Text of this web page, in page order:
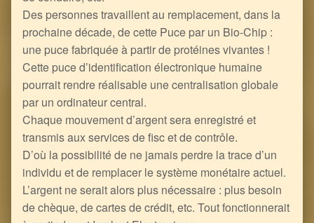
Des personnes travaillent au remplacement, dans la
prochaine décade, de cette Puce par un Bio-Chip :
une puce fabriquée à partir de protéines vivantes !
Cette puce d’identification électronique humaine
pourrait rendre réalisable une centralisation globale
par un ordinateur central.
Chaque mouvement d’argent sera enregistré et
transmis aux services de fisc et de contrôle.
D’où la possibilité de ne jamais perdre la trace d’un
individu et de remplacer le système monétaire actuel.
L’argent ne serait alors plus nécessaire : plus besoin
de chèque, de cartes de crédit, etc. Tout fonctionnerait